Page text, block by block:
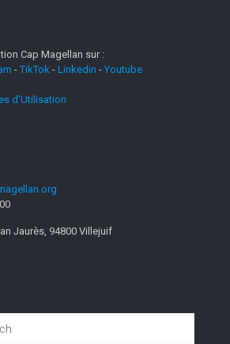
Cap Magellan sur :
-TikTok - Linkedin - Youtube
d'Utilisation
Jaurès, 94800 Villejuif